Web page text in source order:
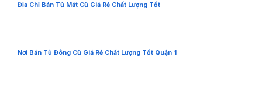
Địa Chỉ Bán Tủ Mát Cũ Giá Rẻ Chất Lượng Tốt
Nơi Bán Tủ Đông Cũ Giá Rẻ Chất Lượng Tốt Quận 1